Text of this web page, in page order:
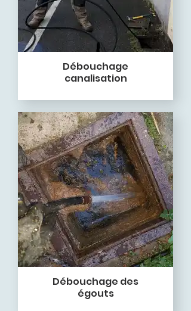
Débouchage
canalisation
Débouchage des
égouts